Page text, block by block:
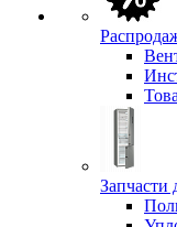
Запчасти